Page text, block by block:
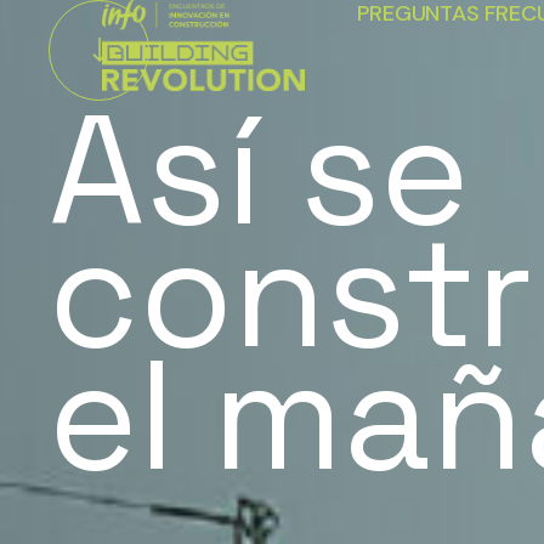
PREGUNTAS
Así se
el